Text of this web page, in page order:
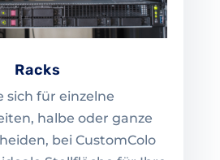
Racks
sich für einzelne
halbe oder ganze
bei CustomColo